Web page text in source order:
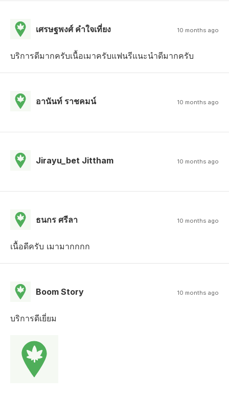
เศรษฐพงศ์ คําใจเที่ยง 10 months ago
บริการดีมากครับเนื้อเมาครับแฟนรีแนะนำดีมากครับ
อานันท์ ราชคมน์ 10 months ago
Jirayu_bet Jittham 10 months ago
ธนกร ศรีลา 10 months ago
เนื้อดีครับ เมามากกกก
Boom Story 10 months ago
บริการดีเยี่ยม